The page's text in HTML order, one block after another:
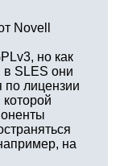
Novell
но как
SLES они
по лицензии
на